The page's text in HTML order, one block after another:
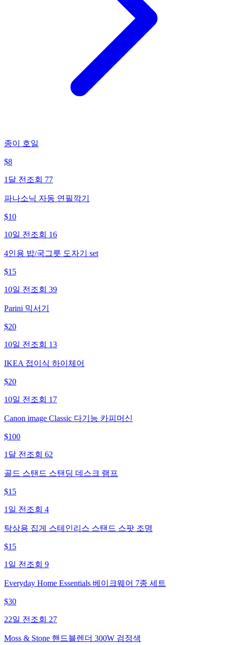
종이 호일
$8
1달 전 조회 77
파나소닉 자동 연필깍기
$10
10일 전 조회 16
4인용 밥/국그릇 도자기 set
$15
10일 전 조회 39
Parini 믹서기
$20
10일 전 조회 13
IKEA 접이식 하이체어
$20
10일 전 조회 17
Canon image Classic 다기능 카피머신
$100
1달 전 조회 62
골드 스탠드 스탠딩 데스크 램프
$15
1일 전 조회 4
탁상용 집게 스테인리스 스탠드 스팟 조명
$15
1일 전 조회 9
Everyday Home Essentials 베이크웨어 7종 세트
$30
22일 전 조회 27
Moss & Stone 핸드블렌더 300W 검정색